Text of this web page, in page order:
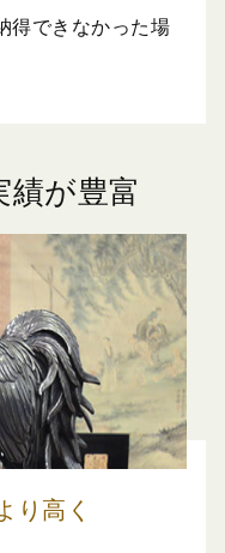
得できなかった場
績が豊富
り高く